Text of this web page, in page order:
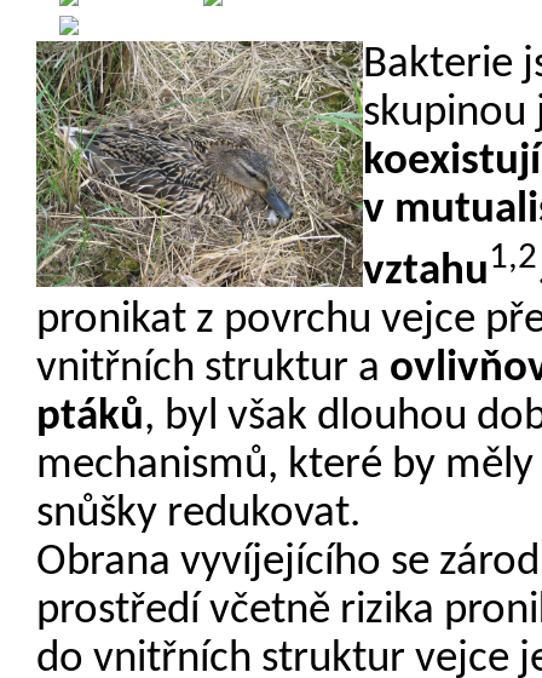
Bakterie
skupinou
v
vztahu1,2
pronikat z povrchu vejce
vnitřních struktur a
ptáků, byl však dlouhou
mechanismů, které by
snůšky redukovat.
Obrana vyvíjejícího se
prostředí včetně rizika
do vnitřních struktur vejce